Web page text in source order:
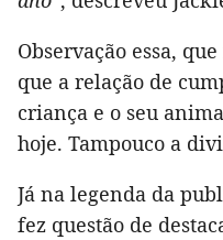
Observação essa,
que a relação de
criança e o seu
hoje. Tampouco a
Já na legenda da
fez questão de